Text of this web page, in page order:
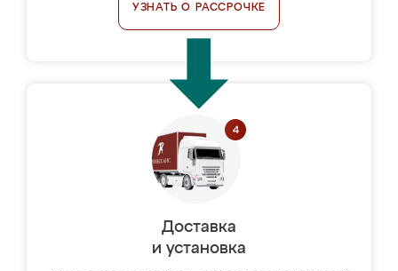
УЗНАТЬ О РАССРОЧКЕ
Доставка
и установка